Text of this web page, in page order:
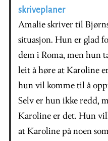
skriveplaner
Amalie skriver til
situasjon. Hun er glad
dem i Roma, men hun
leit å høre at Karoline
hun vil komme til å
Selv er hun ikke redd,
Karoline er det. Hun
at Karoline på noen